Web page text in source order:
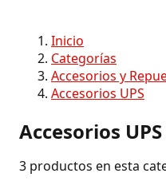
Inicio
Categorías
Accesorios y
Accesorios UPS
Accesorios UPS
3 productos en esta